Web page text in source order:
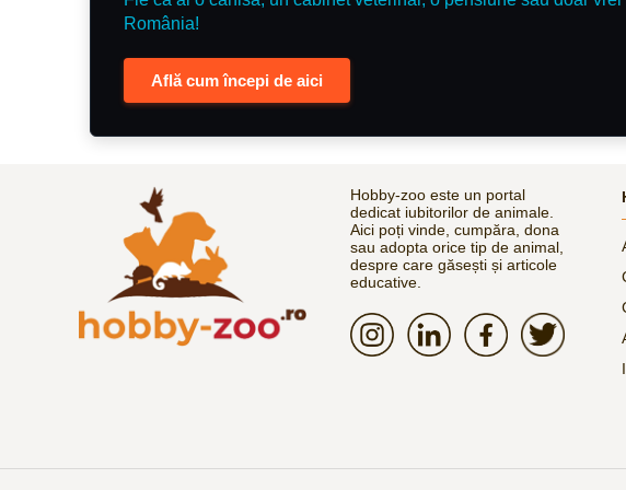
România!
Află cum începi de aici
Hobby-zoo este un portal
dedicat iubitorilor de animale.
Aici poți vinde, cumpăra, dona
sau adopta orice tip de animal,
despre care găsești și articole
educative.